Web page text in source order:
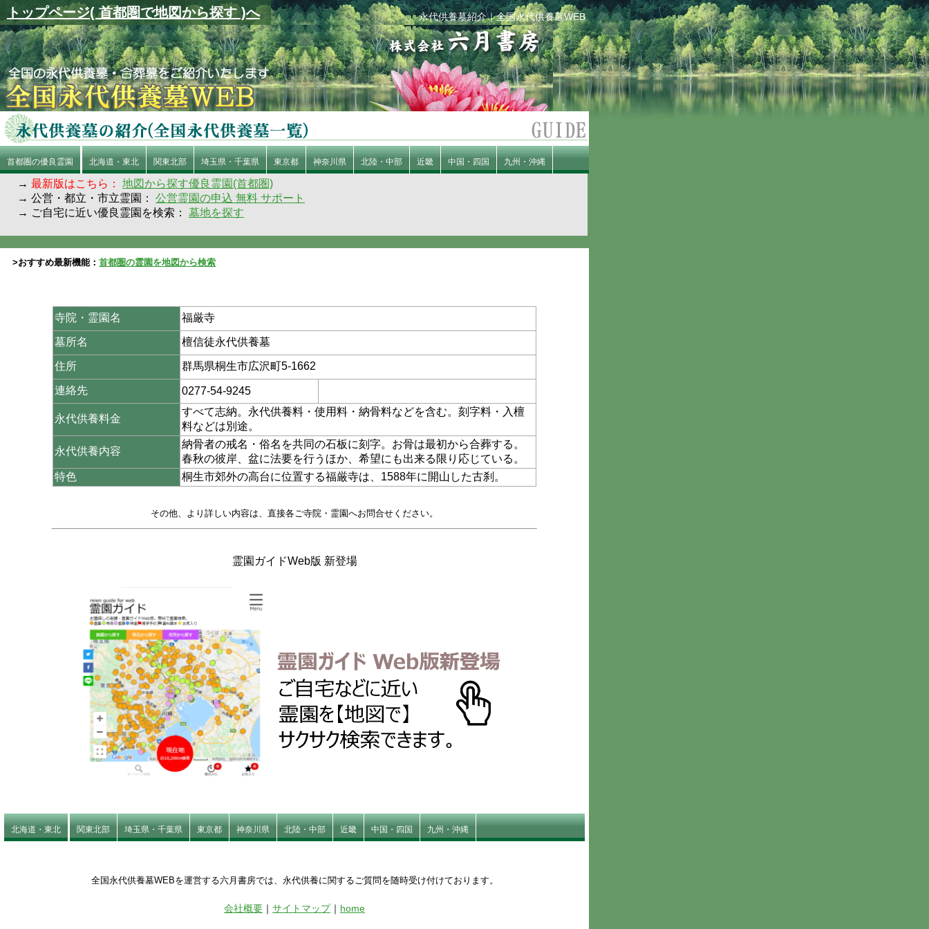
トップページ( 首都圏で地図から探す )へ 永代供養墓紹介｜全国永代供養墓WEB
首都圏の優良霊園 北海道・東北 関東北部 埼玉県・千葉県 東京都 神奈川県 北陸・中部 近畿 中国・四国 九州・沖縄
→ 最新版はこちら：
地図から探す優良霊園(首都圏)
→ 公営・都立・市立霊園： 公営霊園の申込 無料 サポート
→ ご自宅に近い優良霊園を検索： 墓地を探す
>おすすめ最新機能： 首都圏の霊園を地図から検索
寺院・霊園名 福厳寺
墓所名 檀信徒永代供養墓
住所 群馬県桐生市広沢町5-1662
連絡先 0277-54-9245
永代供養料金
すべて志納。永代供養料・使用料・納骨料などを含む。刻字料・入檀
料などは別途。
永代供養内容
納骨者の戒名・俗名を共同の石板に刻字。お骨は最初から合葬する。
春秋の彼岸、盆に法要を行うほか、希望にも出来る限り応じている。
特色
桐生市郊外の高台に位置する福厳寺は、1588年に開山した古刹。
その他、より詳しい内容は、直接各ご寺院・霊園へお問合せください。
霊園ガイドWeb版 新登場
北海道・東北 関東北部 埼玉県・千葉県 東京都 神奈川県 北陸・中部 近畿 中国・四国 九州・沖縄
全国永代供養墓WEBを運営する六月書房では、永代供養に関するご質問を随時受け付けております。
会社概要 ｜ サイトマップ｜ home